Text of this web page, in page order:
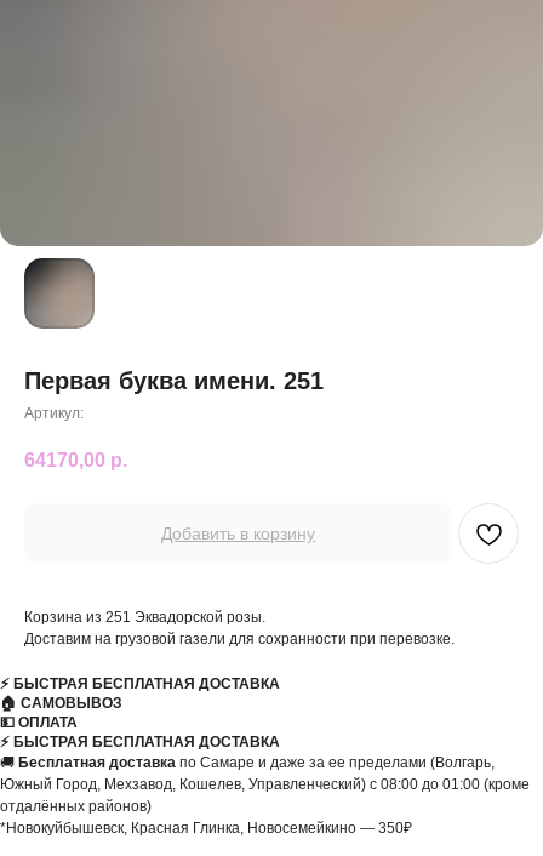
Первая буква имени. 251
Артикул:
64170,00 р.
Добавить в корзину
Корзина из 251 Эквадорской розы.
Доставим на грузовой газели для сохранности при перевозке.
⚡️ БЫСТРАЯ БЕСПЛАТНАЯ ДОСТАВКА
🏠 САМОВЫВОЗ
💵 ОПЛАТА
⚡️ БЫСТРАЯ БЕСПЛАТНАЯ ДОСТАВКА
🚚 Бесплатная доставка по Самаре и даже за ее пределами (Волгарь,
Южный Город, Мехзавод, Кошелев, Управленческий) с 08:00 до 01:00 (кроме
отдалённых районов)
*Новокуйбышевск, Красная Глинка, Новосемейкино — 350₽